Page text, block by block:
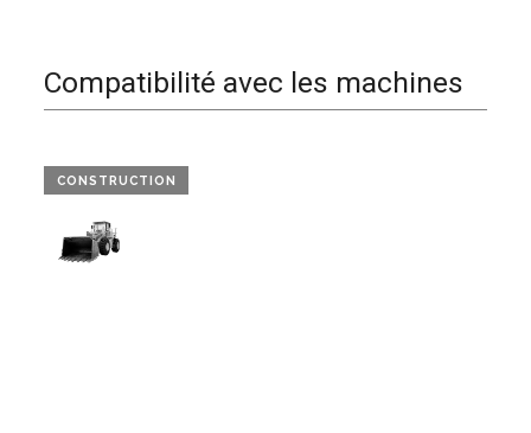
Compatibilité avec les machines
CONSTRUCTION